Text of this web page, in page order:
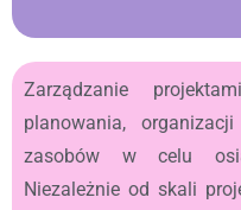
Zarządzanie
planowania,
zasobów w celu
Niezależnie od skali